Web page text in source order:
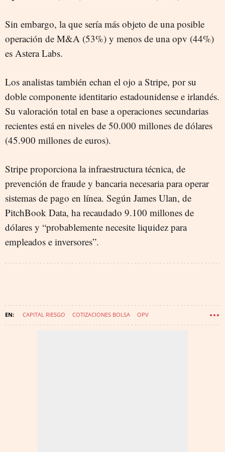
Sin embargo, la que sería más objeto de una posible
operación de M&A (53%) y menos de una opv (44%)
es Astera Labs.
Los analistas también echan el ojo a Stripe, por su
doble componente identitario estadounidense e irlandés.
Su valoración total en base a operaciones secundarias
recientes está en niveles de 50.000 millones de dólares
(45.900 millones de euros).
Stripe proporciona la infraestructura técnica, de
prevención de fraude y bancaria necesaria para operar
sistemas de pago en línea. Según James Ulan, de
PitchBook Data, ha recaudado 9.100 millones de
dólares y “probablemente necesite liquidez para
empleados e inversores”.
CAPITAL RIESGO COTIZACIONES BOLSA OPV